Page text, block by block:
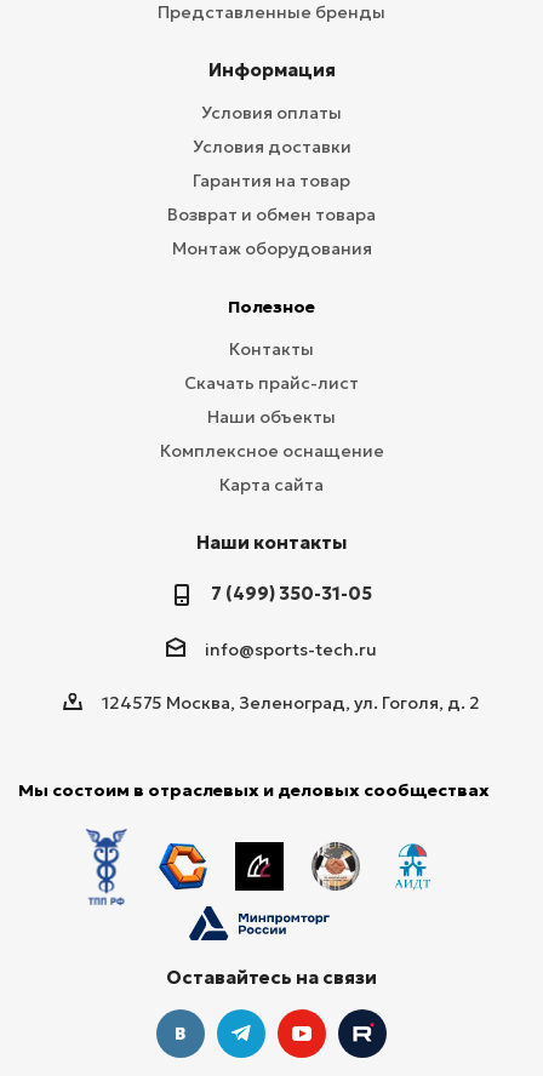
Представленные бренды
Информация
Условия оплаты
Условия доставки
Гарантия на товар
Возврат и обмен товара
Монтаж оборудования
Полезное
Контакты
Скачать прайс-лист
Наши объекты
Комплексное оснащение
Карта сайта
Наши контакты
7 (499) 350-31-05
info@sports-tech.ru
124575 Москва, Зеленоград, ул. Гоголя, д. 2
Мы состоим в отраслевых и деловых сообществах
Оставайтесь на связи